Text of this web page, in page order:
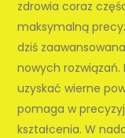
zdrowia coraz
maksymalną
dziś
nowych rozwiązań.
uzyskać wierne
pomaga w
kształcenia. W